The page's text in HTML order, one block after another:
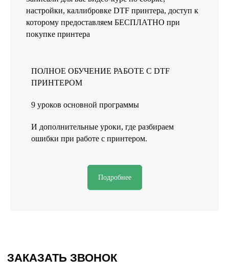
настройки, каллибровке DTF принтера, доступ к
которому предоставляем БЕСПЛАТНО при
покупке принтера
ПОЛНОЕ ОБУЧЕНИЕ РАБОТЕ С DTF
ПРИНТЕРОМ
9 уроков основной программы
И дополнительные уроки, где разбираем
ошибки при работе с принтером.
Подробнее
*instagram, принадлежит компании Meta Platforms, которая
считается экстремистской и ее деятельность запрещена в